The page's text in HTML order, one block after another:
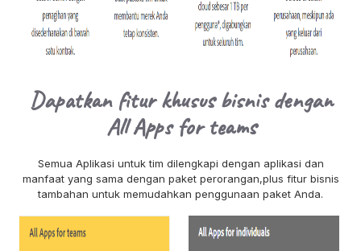
Dapatkan fitur khusus bisnis dengan
All Apps for teams
Semua Aplikasi untuk tim dilengkapi dengan aplikasi dan
manfaat yang sama dengan paket perorangan,plus fitur bisnis
tambahan untuk memudahkan penggunaan paket Anda.